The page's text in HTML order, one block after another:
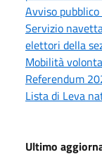
Avviso
Servizio
elettori della
Mobilità
Referendum
Lista di Leva
Ultimo